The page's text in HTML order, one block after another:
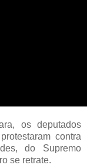
os deputados
contra
do Supremo
se retrate.